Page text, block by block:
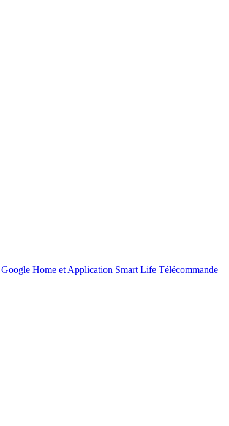
Home et Application Smart Life Télécommande